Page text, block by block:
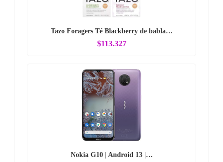
Tazo Foragers Té Blackberry de babla…
$113.327
Nokia G10 | Android 13 |…